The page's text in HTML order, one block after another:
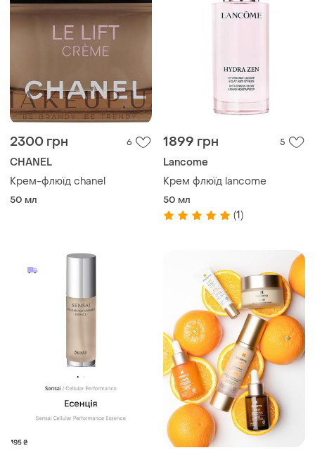
2300 грн 6
CHANEL
Крем-флюїд chanel
50 мл
1899 грн 5
Lancome
Крем флюїд lancome
50 мл
(1)